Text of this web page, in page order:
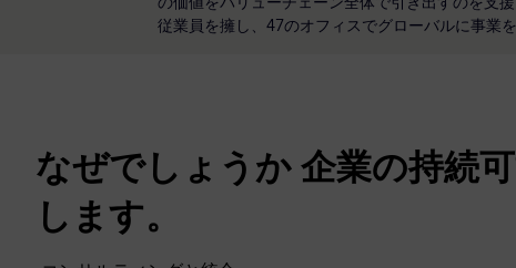
従業員を擁し、47のオフィスでグローバルに事業を
なぜでしょうか 企業の持続
します。